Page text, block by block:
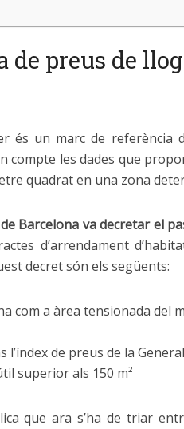
de preus de
és un marc de referència
compte les dades que
quadrat en una zona
Barcelona va decretar el
d’arrendament
decret són els següents:
com a àrea tensionada del
l’índex de preus de la
superior als 150 m²
que ara s’ha de triar